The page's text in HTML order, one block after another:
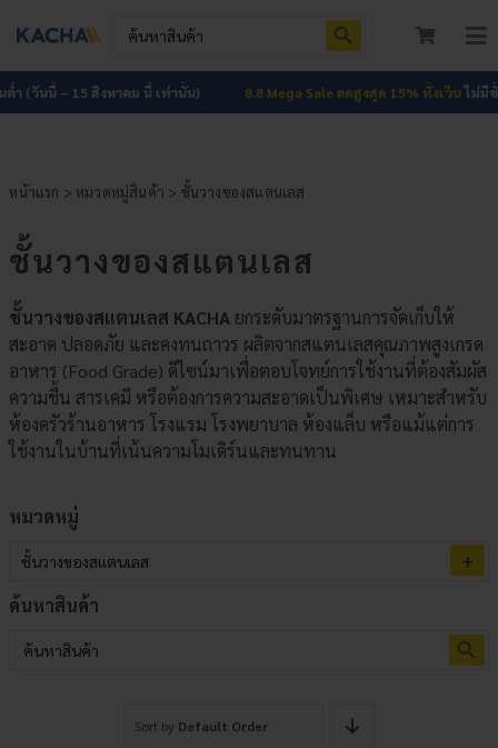
Search
for:
หน้าแรก
โปรโมชัน HOT
ผลงาน
บทความ
ติดต่อเรา
เกี่ยวกับเรา
(วันนี้ – 15 สิงหาคม นี้ เท่านั้น) 8.8 Mega Sale ลดสูงสุด 15% ทั้งเว็บไม่มีขั้น
หน้าแรก >หมวดหมู่สินค้า > ชั้นวางของสแตนเลส
ชั้นวางของสแตนเลส
ชั้นวางของสแตนเลส KACHA ยกระดับมาตรฐานการจัดเก็บให้
สะอาด ปลอดภัย และคงทนถาวร ผลิตจากสแตนเลสคุณภาพสูงเกรด
อาหาร (Food Grade) ดีไซน์มาเพื่อตอบโจทย์การใช้งานที่ต้องสัมผัส
ความชื้น สารเคมี หรือต้องการความสะอาดเป็นพิเศษ เหมาะสำหรับ
ห้องครัวร้านอาหาร โรงแรม โรงพยาบาล ห้องแล็บ หรือแม้แต่การ
ใช้งานในบ้านที่เน้นความโมเดิร์นและทนทาน
หมวดหมู่
ชั้นวางของสแตนเลส
ค้นหาสินค้า
Search
for:
Sort by Default Order